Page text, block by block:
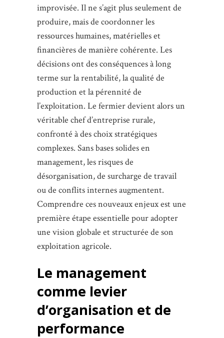
improvisée. Il ne s’agit plus seulement de
produire, mais de coordonner les
ressources humaines, matérielles et
financières de manière cohérente. Les
décisions ont des conséquences à long
terme sur la rentabilité, la qualité de
production et la pérennité de
l’exploitation. Le fermier devient alors un
véritable chef d’entreprise rurale,
confronté à des choix stratégiques
complexes. Sans bases solides en
management, les risques de
désorganisation, de surcharge de travail
ou de conflits internes augmentent.
Comprendre ces nouveaux enjeux est une
première étape essentielle pour adopter
une vision globale et structurée de son
exploitation agricole.
Le management
comme levier
d’organisation et de
performance